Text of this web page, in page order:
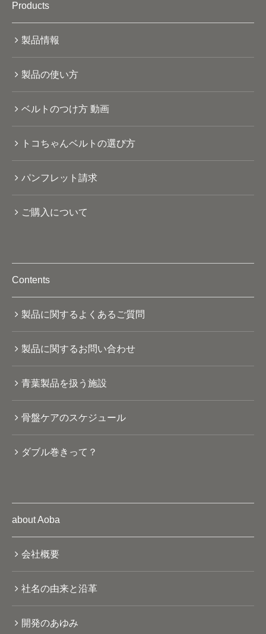
Products
製品情報
製品の使い方
ベルトのつけ方 動画
トコちゃんベルトの選び方
パンフレット請求
ご購入について
Contents
製品に関するよくあるご質問
製品に関するお問い合わせ
青葉製品を扱う施設
骨盤ケアのスケジュール
ダブル巻きって？
about Aoba
会社概要
社名の由来と沿革
開発のあゆみ